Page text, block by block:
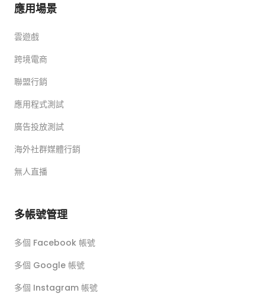
應用場景
雲遊戲
跨境電商
聯盟行銷
應用程式測試
廣告投放測試
海外社群媒體行銷
無人直播
多帳號管理
多個 Facebook 帳號
多個 Google 帳號
多個 Instagram 帳號